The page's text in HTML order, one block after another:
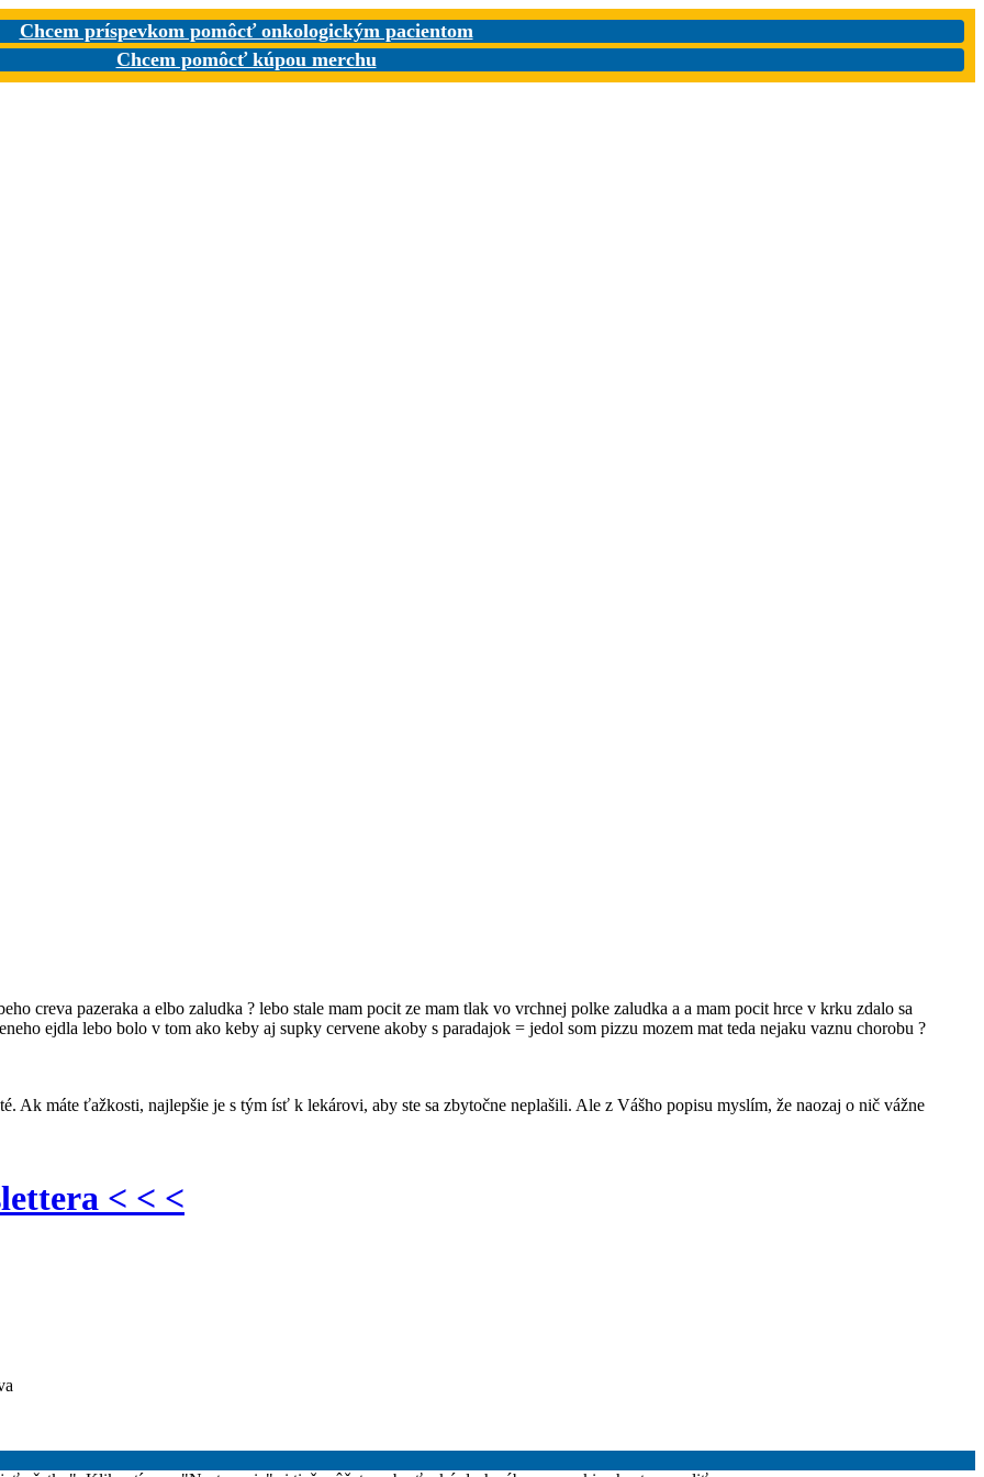
Chcem príspevkom pomôcť onkologickým pacientom
Chcem pomôcť kúpou merchu
creva pazeraka a elbo zaludka ? lebo stale mam pocit ze mam tlak vo vrchnej polke zaludka a a mam pocit hrce v krku zdalo sa
ejdla lebo bolo v tom ako keby aj supky cervene akoby s paradajok = jedol som pizzu mozem mat teda nejaku vaznu chorobu ?
Ak máte ťažkosti, najlepšie je s tým ísť k lekárovi, aby ste sa zbytočne neplašili. Ale z Vášho popisu myslím, že naozaj o nič vážne
< < <